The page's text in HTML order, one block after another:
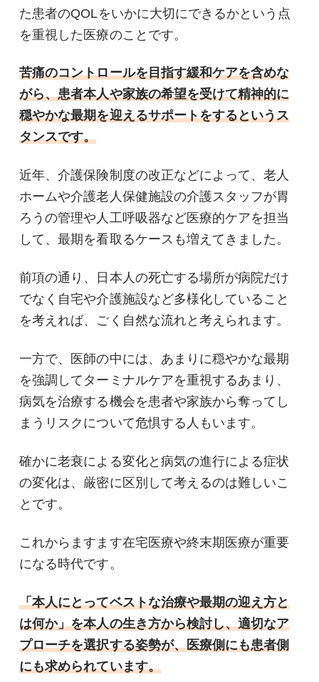
た患者のQOLをいかに大切にできるかという点
を重視した医療のことです。
苦痛のコントロールを目指す緩和ケアを含めな
がら、患者本人や家族の希望を受けて精神的に
穏やかな最期を迎えるサポートをするというス
タンスです。
近年、介護保険制度の改正などによって、老人
ホームや介護老人保健施設の介護スタッフが胃
ろうの管理や人工呼吸器など医療的ケアを担当
して、最期を看取るケースも増えてきました。
前項の通り、日本人の死亡する場所が病院だけ
でなく自宅や介護施設など多様化していること
を考えれば、ごく自然な流れと考えられます。
一方で、医師の中には、あまりに穏やかな最期
を強調してターミナルケアを重視するあまり、
病気を治療する機会を患者や家族から奪ってし
まうリスクについて危惧する人もいます。
確かに老衰による変化と病気の進行による症状
の変化は、厳密に区別して考えるのは難しいこ
とです。
これからますます在宅医療や終末期医療が重要
になる時代です。
「本人にとってベストな治療や最期の迎え方と
は何か」を本人の生き方から検討し、適切なア
プローチを選択する姿勢が、医療側にも患者側
にも求められています。